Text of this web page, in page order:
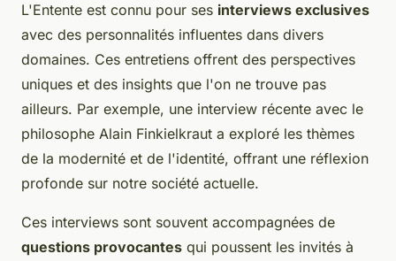
L'Entente est connu pour ses interviews exclusives
avec des personnalités influentes dans divers
domaines. Ces entretiens offrent des perspectives
uniques et des insights que l'on ne trouve pas
ailleurs. Par exemple, une interview récente avec le
philosophe Alain Finkielkraut a exploré les thèmes
de la modernité et de l'identité, offrant une réflexion
profonde sur notre société actuelle.
Ces interviews sont souvent accompagnées de
questions provocantes qui poussent les invités à